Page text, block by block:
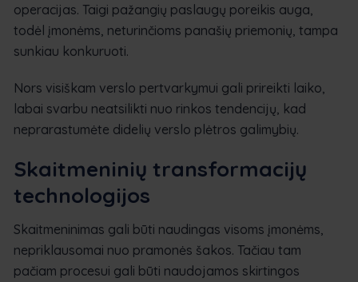
operacijas. Taigi pažangių paslaugų poreikis auga,
todėl įmonėms, neturinčioms panašių priemonių, tampa
sunkiau konkuruoti.
Nors visiškam verslo pertvarkymui gali prireikti laiko,
labai svarbu neatsilikti nuo rinkos tendencijų, kad
neprarastumėte didelių verslo plėtros galimybių.
Skaitmeninių transformacijų
technologijos
Skaitmeninimas gali būti naudingas visoms įmonėms,
nepriklausomai nuo pramonės šakos. Tačiau tam
pačiam procesui gali būti naudojamos skirtingos